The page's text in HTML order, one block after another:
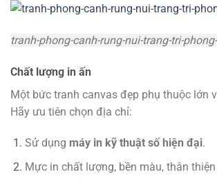
tranh-phong-canh-rung-nui-trang-tri-
Chất lượng in ấn
Một bức tranh canvas đẹp phụ thuộc lớn
Hãy ưu tiên chọn địa chỉ:
Sử dụng máy in kỹ thuật số hiện đại.
Mực in chất lượng, bền màu, thân